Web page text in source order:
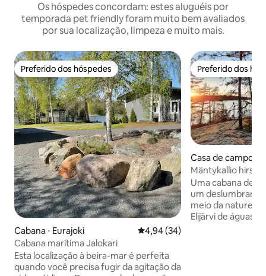
Os hóspedes concordam: estes aluguéis por
temporada pet friendly foram muito bem avaliados
por sua localização, limpeza e muito mais.
Preferido dos hóspedes
Preferido dos hóspedes
Cabana ⋅ Eurajoki 4,94 de uma avaliação média
4,94 (34)
Cabana marítima Jalokari
Esta localização à beira-mar é perfeita
quando você precisa fugir da agitação da
Preferido dos
Preferido dos
Casa de campo ⋅
Mäntykallio
com vista
Uma cabana de
um
meio da
Elijärvi de águas